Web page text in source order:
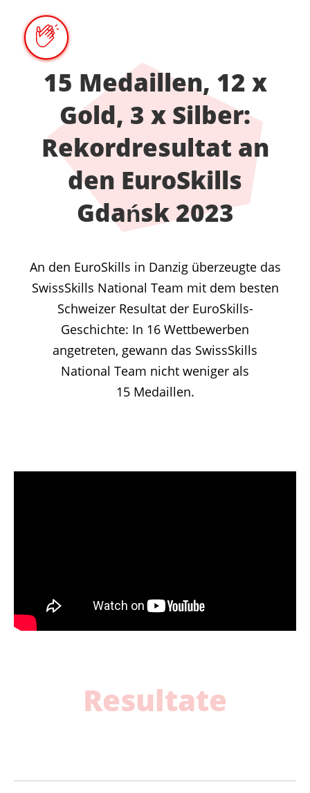
15 Medaillen, 12 x
Gold, 3 x Silber:
Rekordresultat an
den EuroSkills
Gdańsk 2023
An den EuroSkills in Danzig überzeugte das
SwissSkills National Team mit dem besten
Schweizer Resultat der EuroSkills-
Geschichte: In 16 Wettbewerben
angetreten, gewann das SwissSkills
National Team nicht weniger als
15 Medaillen.
Resultate